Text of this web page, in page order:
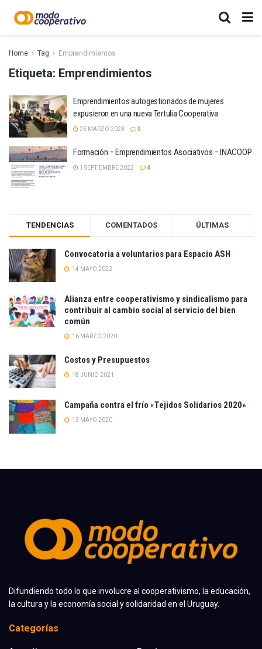
Home Tag Emprendimientos
Etiqueta: Emprendimientos
Emprendimientos autogestionados de mujeres
expusieron en una nueva Tertulia Cooperativa
25 MARZO 2023 0
Formación – Emprendimientos Asociativos – INACOOP
1 SEPTIEMBRE 2022 4
TENDENCIAS COMENTADOS ÚLTIMAS
Convocatoria a voluntarios para Espacio ASH
14 MAYO 2022
Alianza entre cooperativismo y sindicalismo para
contribuir al cambio social al servicio del bien
común
16 MARZO 2020
Costos y Presupuestos
18 JUNIO 2021
Campaña contra el frío «Tejidos Solidarios 2020»
13 MAYO 2020
Difundiendo todo lo que involucre al cooperativismo, la educación,
la cultura y la economía social y solidaridad en el Uruguay.
Categorías